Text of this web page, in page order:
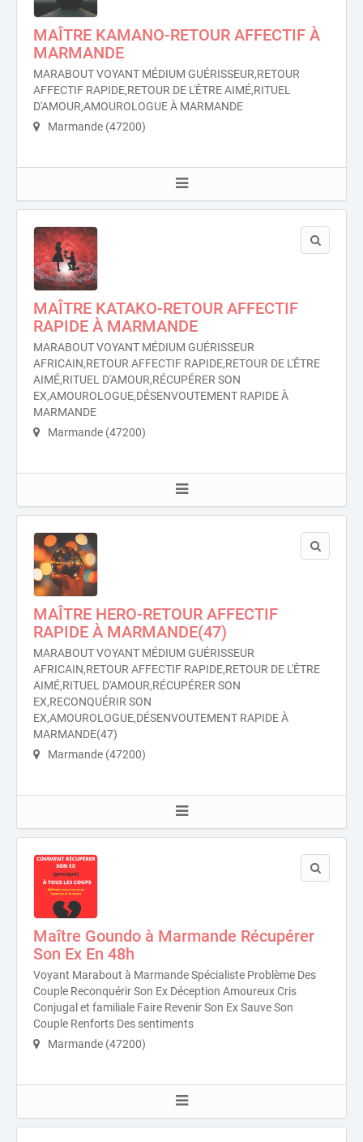
MAÎTRE KAMANO-RETOUR AFFECTIF À
MARMANDE
MARABOUT VOYANT MÉDIUM GUÉRISSEUR,RETOUR
AFFECTIF RAPIDE,RETOUR DE L'ÊTRE AIMÉ,RITUEL
D'AMOUR,AMOUROLOGUE À MARMANDE
Marmande (47200)
MAÎTRE KATAKO-RETOUR AFFECTIF
RAPIDE À MARMANDE
MARABOUT VOYANT MÉDIUM GUÉRISSEUR
AFRICAIN,RETOUR AFFECTIF RAPIDE,RETOUR DE L'ÊTRE
AIMÉ,RITUEL D'AMOUR,RÉCUPÉRER SON
EX,AMOUROLOGUE,DÉSENVOUTEMENT RAPIDE À
MARMANDE
Marmande (47200)
MAÎTRE HERO-RETOUR AFFECTIF
RAPIDE À MARMANDE(47)
MARABOUT VOYANT MÉDIUM GUÉRISSEUR
AFRICAIN,RETOUR AFFECTIF RAPIDE,RETOUR DE L'ÊTRE
AIMÉ,RITUEL D'AMOUR,RÉCUPÉRER SON
EX,RECONQUÉRIR SON
EX,AMOUROLOGUE,DÉSENVOUTEMENT RAPIDE À
MARMANDE(47)
Marmande (47200)
Maître Goundo à Marmande Récupérer
Son Ex En 48h
Voyant Marabout à Marmande Spécialiste Problème Des
Couple Reconquérir Son Ex Déception Amoureux Cris
Conjugal et familiale Faire Revenir Son Ex Sauve Son
Couple Renforts Des sentiments
Marmande (47200)